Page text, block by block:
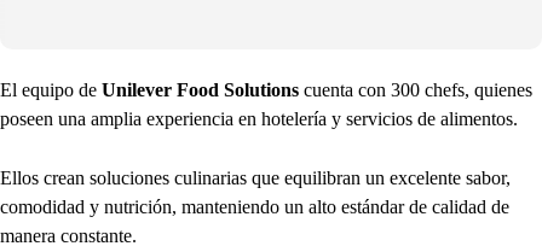
El equipo de Unilever Food Solutions cuenta con 300 chefs, quienes
poseen una amplia experiencia en hotelería y servicios de alimentos.
Ellos crean soluciones culinarias que equilibran un excelente sabor,
comodidad y nutrición, manteniendo un alto estándar de calidad de
manera constante.